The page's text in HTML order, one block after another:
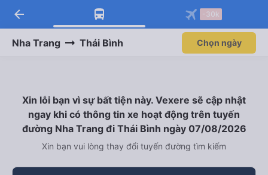
Tải app Vexere ngay!
Nhận ưu đãi thành viên độc
Mở app
Tải app Vexere
-30k/ghế khi đặt vé máy bay qua
Mở app
arrow_back -30k
Nha Trang Thái Bình Chọn ngày
Xin lỗi bạn vì sự bất tiện này. Vexere sẽ cập nhật
ngay khi có thông tin xe hoạt động trên tuyến
đường Nha Trang đi Thái Bình ngày 07/08/2026
Xin bạn vui lòng thay đổi tuyến đường tìm kiếm